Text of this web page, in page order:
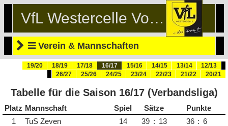
VfL Westercelle Volleyball
Verein & Mannschaften
12/13
13/14
14/15
15/16
16/17
17/18
18/19
19/20
20/21
21/22
22/23
23/24
24/25
25/26
26/27
Tabelle für die Saison 16/17 (Verbandsliga)
Platz Mannschaft Spiele Sätze
Punkte
1
TuS Zeven 14 39 : 13 36 : 6